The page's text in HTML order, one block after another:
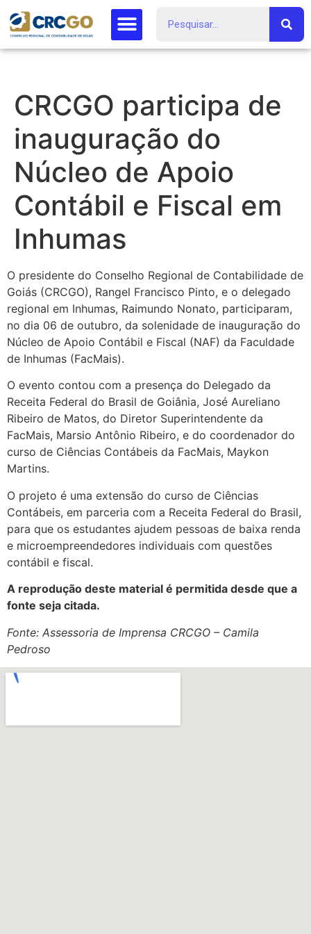
CRCGO participa de
inauguração do
Núcleo de Apoio
Contábil e Fiscal em
Inhumas
O presidente do Conselho Regional de Contabilidade de
Goiás (CRCGO), Rangel Francisco Pinto, e o delegado
regional em Inhumas, Raimundo Nonato, participaram,
no dia 06 de outubro, da solenidade de inauguração do
Núcleo de Apoio Contábil e Fiscal (NAF) da Faculdade
de Inhumas (FacMais).
O evento contou com a presença do Delegado da
Receita Federal do Brasil de Goiânia, José Aureliano
Ribeiro de Matos, do Diretor Superintendente da
FacMais, Marsio Antônio Ribeiro, e do coordenador do
curso de Ciências Contábeis da FacMais, Maykon
Martins.
O projeto é uma extensão do curso de Ciências
Contábeis, em parceria com a Receita Federal do Brasil,
para que os estudantes ajudem pessoas de baixa renda
e microempreendedores individuais com questões
contábil e fiscal.
A reprodução deste material é permitida desde que a
fonte seja citada.
Fonte: Assessoria de Imprensa CRCGO – Camila
Pedroso